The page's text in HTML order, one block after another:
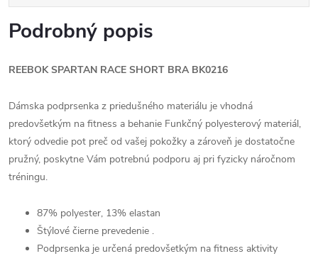
Podrobný popis
REEBOK SPARTAN RACE SHORT BRA BK0216
Dámska podprsenka z priedušného materiálu je vhodná
predovšetkým na fitness a behanie Funkčný polyesterový materiál,
ktorý odvedie pot preč od vašej pokožky a zároveň je dostatočne
pružný, poskytne Vám potrebnú podporu aj pri fyzicky náročnom
tréningu.
87% polyester, 13% elastan
Štýlové čierne prevedenie .
Podprsenka je určená predovšetkým na fitness aktivity